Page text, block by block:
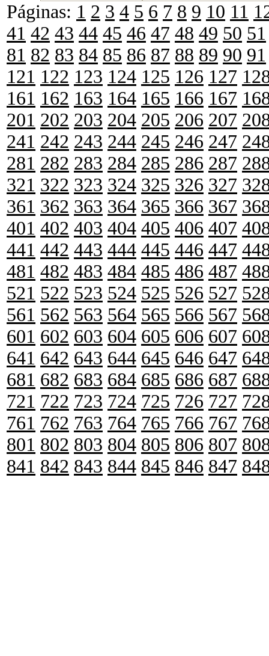
Páginas: 1 2 3 4 5 6 7 8 9 10 11
41 42 43 44 45 46 47 48 49 50 51
81 82 83 84 85 86 87 88 89 90 91
121 122 123 124 125 126 127
161 162 163 164 165 166 167
201 202 203 204 205 206 207
241 242 243 244 245 246 247
281 282 283 284 285 286 287
321 322 323 324 325 326 327
361 362 363 364 365 366 367
401 402 403 404 405 406 407
441 442 443 444 445 446 447
481 482 483 484 485 486 487
521 522 523 524 525 526 527
561 562 563 564 565 566 567
601 602 603 604 605 606 607
641 642 643 644 645 646 647
681 682 683 684 685 686 687
721 722 723 724 725 726 727
761 762 763 764 765 766 767
801 802 803 804 805 806 807
841 842 843 844 845 846 847